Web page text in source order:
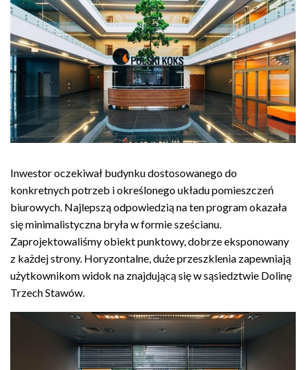
Inwestor oczekiwał budynku dostosowanego do
konkretnych potrzeb i określonego układu pomieszczeń
biurowych. Najlepszą odpowiedzią na ten program okazała
się minimalistyczna bryła w formie sześcianu.
Zaprojektowaliśmy obiekt punktowy, dobrze eksponowany
z każdej strony. Horyzontalne, duże przeszklenia zapewniają
użytkownikom widok na znajdującą się w sąsiedztwie Dolinę
Trzech Stawów.